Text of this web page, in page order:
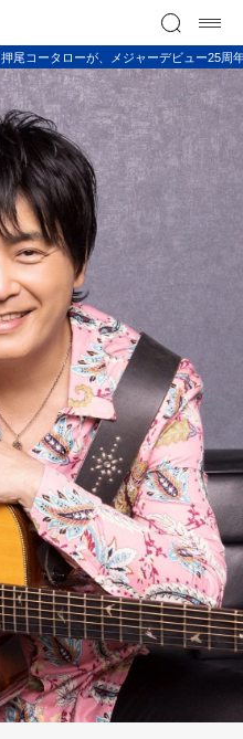
押尾コータローが、メジャーデビュー25周